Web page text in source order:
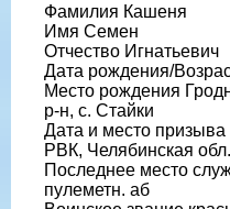
Фамилия Кашеня
Имя Семен
Отчество Игнатьевич
Дата рождения/
Место рождения
р-н, с. Стайки
Дата и место
РВК, Челябинская
Последнее место
пулеметн. аб